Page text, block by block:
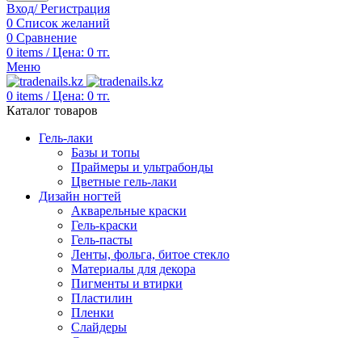
Вход/ Регистрация
0 Список желаний
0 Сравнение
0 items / Цена: 0 тг.
Меню
0 items / Цена: 0 тг.
Каталог товаров
Гель-лаки
Базы и топы
Праймеры и ультрабонды
Цветные гель-лаки
Дизайн ногтей
Акварельные краски
Гель-краски
Гель-пасты
Ленты, фольга, битое стекло
Материалы для декора
Пигменты и втирки
Пластилин
Пленки
Слайдеры